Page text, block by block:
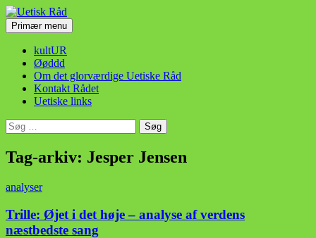
Hop
til
indhold
Uetisk Råd
SøgPrimær menu
kultUR
Øøddd
Om det glorværdige Uetiske Råd
Kontakt Rådet
Uetiske links
Søg
efter:
Tag-arkiv: Jesper Jensen
analyser
Trille: Øjet i det høje – analyse af verdens
næstbedste sang